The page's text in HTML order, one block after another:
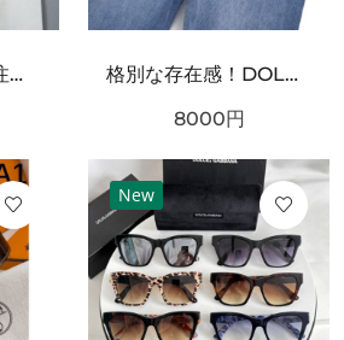
今季は色を使った注目新品！DOLCE＆GABBANA ドルチェ＆ガッバーナ コピー ジーパン 大注目の新作
格別な存在感！DOLCE＆GABBANA ドルチェ＆ガッバーナ コピー ジーパン 限定予約受付中
8000円
New